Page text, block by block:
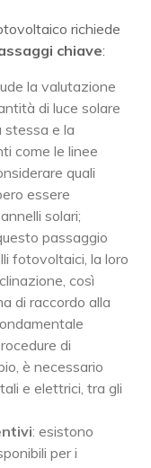
richiede
chiave:
la valutazione
di luce solare
stessa e la
come le linee
quali
essere
solari;
passaggio
fotovoltaici, la loro
così
di raccordo alla
di
è necessario
e elettrici, tra gli
: esistono
per i